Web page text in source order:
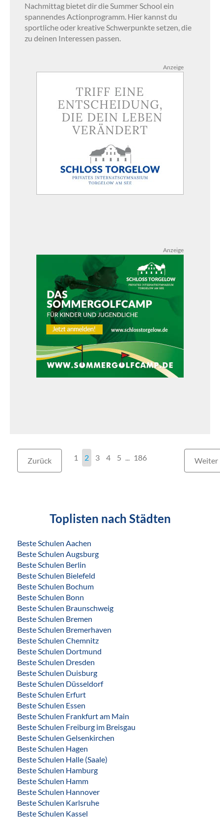
Nachmittag bietet dir die Summer School ein
spannendes Actionprogramm. Hier kannst du
sportliche oder kreative Schwerpunkte setzen, die
zu deinen Interessen passen.
Anzeige
Anzeige
Zurück 1 2 3 4 5 186 Weiter
Toplisten nach Städten
Beste Schulen Aachen
Beste Schulen Augsburg
Beste Schulen Berlin
Beste Schulen Bielefeld
Beste Schulen Bochum
Beste Schulen Bonn
Beste Schulen Braunschweig
Beste Schulen Bremen
Beste Schulen Bremerhaven
Beste Schulen Chemnitz
Beste Schulen Dortmund
Beste Schulen Dresden
Beste Schulen Duisburg
Beste Schulen Düsseldorf
Beste Schulen Erfurt
Beste Schulen Essen
Beste Schulen Frankfurt am Main
Beste Schulen Freiburg im Breisgau
Beste Schulen Gelsenkirchen
Beste Schulen Hagen
Beste Schulen Halle (Saale)
Beste Schulen Hamburg
Beste Schulen Hamm
Beste Schulen Hannover
Beste Schulen Karlsruhe
Beste Schulen Kassel